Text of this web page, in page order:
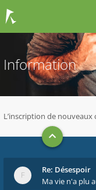
Information
L’inscription de
Re: Désespoir
Ma vie n'a plu